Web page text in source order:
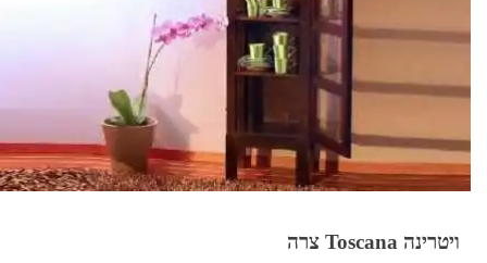
ויטרינה Toscana צרה